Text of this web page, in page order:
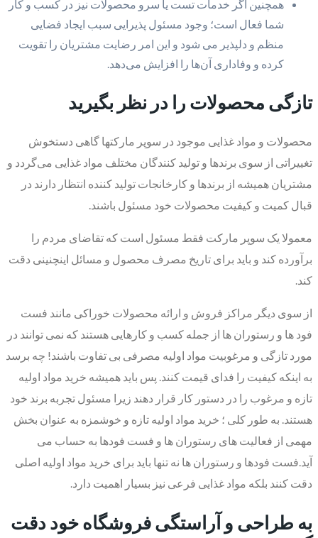
همچنین اگر خدمات تست یا سرو محصولات نیز در کسب و کار
شما فعال است؛ وجود مسئول پذیرایی سبب ایجاد فضایی
منظم و دلپذیر می شود و این امر رضایت مشتریان را تقویت
کرده و وفاداری آن‌ها را افزایش می‌دهد.
تازگی محصولات را در نظر بگیرید
محصولات و مواد غذایی موجود در سوپر مارکتها گاهی دستخوش
تغییراتی از سوی برندها و تولید کنندگان مختلف مواد غذایی می‌گردد و
مشتریان همیشه از برندها و کارخانجات تولید کننده انتظار دارند در
قبال کمیت و کیفیت محصولات خود مسئول باشند.
معمولا یک سوپر مارکت فقط مسئول است که تقاضای مردم را
برآورده کند و باید برای تاریخ مصرف محصول و مسائل اینچنینی دقت
کند.
از سوی دیگر مراکز فروش و ارائه محصولات خوراکی مانند فست
فود ها و رستوران ها از جمله کسب و کارهایی هستند که نمی توانند در
مورد تازگی و مرغوبیت مواد اولیه مصرفی بی تفاوت باشند! چه برسد
به اینکه کیفیت را فدای قیمت کنند. پس باید همیشه خرید مواد اولیه
تازه و مرغوب را در دستور کار قرار دهند زیرا مسئول تجربه برند خود
هستند. به طور کلی ؛ خرید مواد اولیه تازه و خوشمزه به عنوان بخش
مهمی از فعالیت های رستوران ها و فست فودها به حساب می
آید.فست فودها و رستوران ها نه تنها باید برای خرید مواد اولیه اصلی
دقت کنند بلکه مواد غذایی فرعی نیز بسیار اهمیت دارد.
به طراحی و آراستگی فروشگاه خود دقت